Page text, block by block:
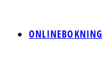
ONLINEBOKNING